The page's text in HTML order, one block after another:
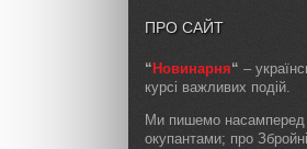
ПРО САЙТ
“ Новинарня“ –
курсі важливих подій.
Ми пишемо насамперед
окупантами; про